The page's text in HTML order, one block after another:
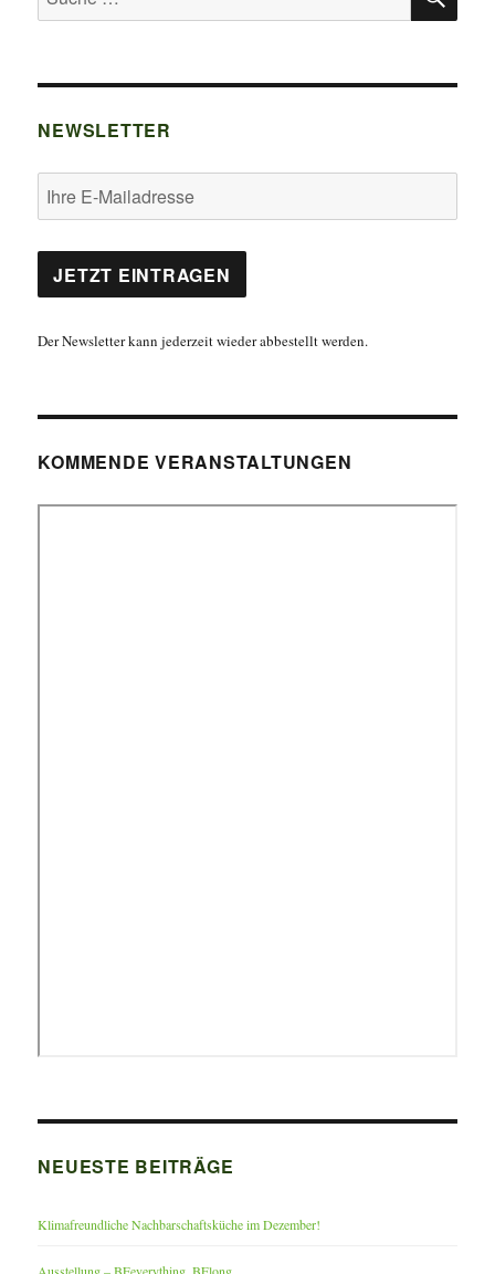
nach:
NEWSLETTER
Der Newsletter kann jederzeit wieder abbestellt werden.
KOMMENDE VERANSTALTUNGEN
NEUESTE BEITRÄGE
Klimafreundliche Nachbarschaftsküche im Dezember!